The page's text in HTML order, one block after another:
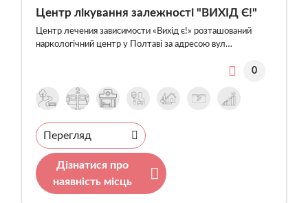
Центр лікування залежності "ВИХІД Є!"
Центр лечения зависимости «Вихід є!» розташований
наркологічний центр у Полтаві за адресою вул…
0
Перегляд
Дізнатися про
наявність місць